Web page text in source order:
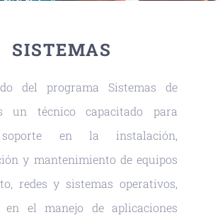
SISTEMAS
del programa Sistemas de
un técnico capacitado para
en la instalación,
y mantenimiento de equipos
redes y sistemas operativos,
el manejo de aplicaciones